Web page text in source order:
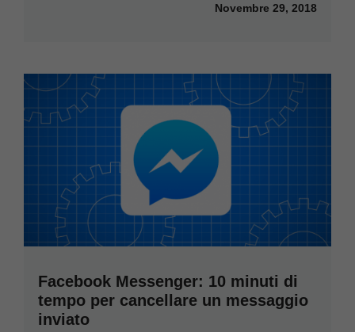
Novembre 29, 2018
Facebook Messenger: 10 minuti di
tempo per cancellare un messaggio
inviato